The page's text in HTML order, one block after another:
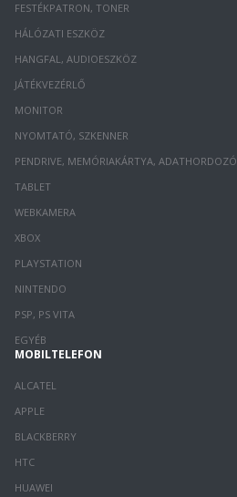
FESTÉKPATRON, TONER
HÁLÓZATI ESZKÖZ
HANGFAL, AUDIOESZKÖZ
JÁTÉKVEZÉRLŐ
MONITOR
NYOMTATÓ, SZKENNER
PENDRIVE, MEMÓRIAKÁRTYA, ADATHORDOZÓ
TABLET
WEBKAMERA
XBOX
PLAYSTATION
NINTENDO
PSP, PS VITA
EGYÉB
MOBILTELEFON
ALCATEL
APPLE
BLACKBERRY
HTC
HUAWEI